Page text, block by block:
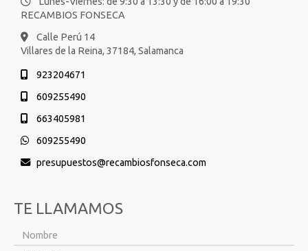
RECAMBIOS FONSECA
Calle Perú 14
Villares de la Reina, 37184, Salamanca
923204671
609255490
663405981
609255490
presupuestos
recambiosfonseca.com
TE LLAMAMOS